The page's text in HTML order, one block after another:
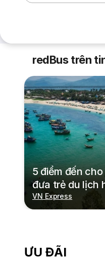
redBus trên
5 điểm đến
đưa trẻ du lịch
VN Express
ƯU ĐÃI